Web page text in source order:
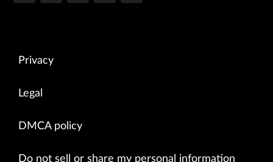
Privacy
Legal
DMCA policy
Do not sell or share my personal information